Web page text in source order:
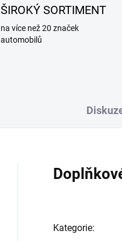
ŠIROKÝ SORTIMENT
na více než 20 značek
automobilů
Kategorie: